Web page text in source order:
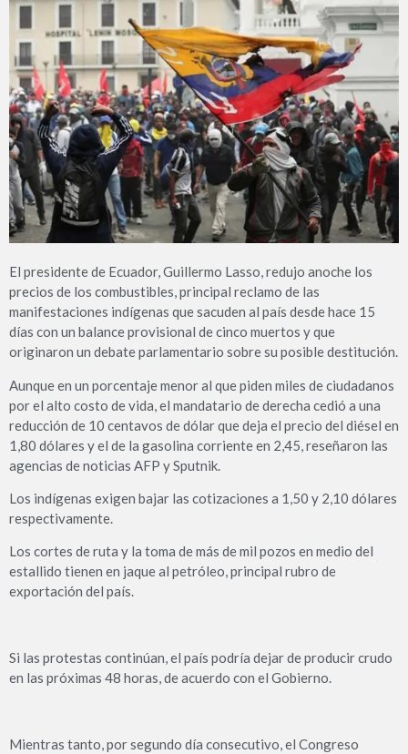
El presidente de Ecuador, Guillermo Lasso, redujo anoche los
precios de los combustibles, principal reclamo de las
manifestaciones indígenas que sacuden al país desde hace 15
días con un balance provisional de cinco muertos y que
originaron un debate parlamentario sobre su posible destitución.
Aunque en un porcentaje menor al que piden miles de ciudadanos
por el alto costo de vida, el mandatario de derecha cedió a una
reducción de 10 centavos de dólar que deja el precio del diésel en
1,80 dólares y el de la gasolina corriente en 2,45, reseñaron las
agencias de noticias AFP y Sputnik.
Los indígenas exigen bajar las cotizaciones a 1,50 y 2,10 dólares
respectivamente.
Los cortes de ruta y la toma de más de mil pozos en medio del
estallido tienen en jaque al petróleo, principal rubro de
exportación del país.
Si las protestas continúan, el país podría dejar de producir crudo
en las próximas 48 horas, de acuerdo con el Gobierno.
Mientras tanto, por segundo día consecutivo, el Congreso